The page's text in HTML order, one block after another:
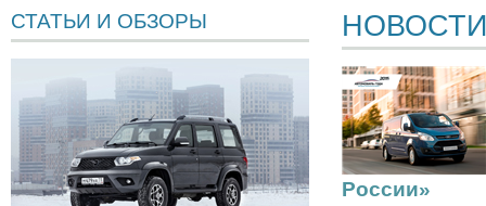
СТАТЬИ И ОБЗОРЫ НОВОСТИ
России»